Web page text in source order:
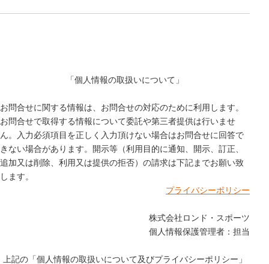
「個人情報の取扱いについて」
お問合せに関する情報は、お問合せの対応のために利用します。
お問合せで取得する情報について委託や第三者提供は行いませ
ん。入力必須項目を正しく入力頂けない場合はお問合せに回答で
きない場合があります。開示等（利用目的に通知、開示、訂正、
追加又は削除、利用又は提供の拒否）の請求は下記までお願い致
します。
プライバシーポリシー
株式会社ロンド・スポーツ
個人情報保護管理者：担当
上記の「個人情報の取扱いについて及びプライバシーポリシー」